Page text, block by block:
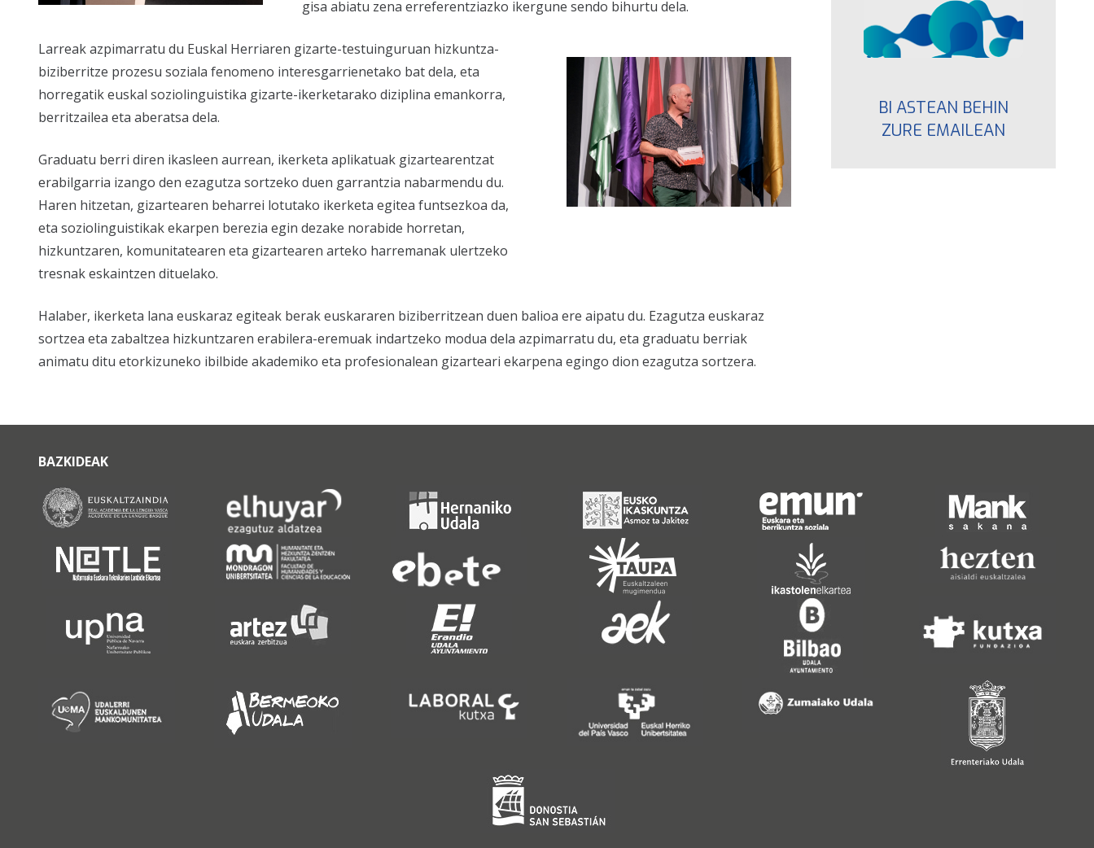
gisa abiatu zena erreferentziazko ikergune sendo bihurtu dela.
Larreak azpimarratu du Euskal Herriaren gizarte-testuinguruan hizkuntza-
biziberritze prozesu soziala fenomeno interesgarrienetako bat dela, eta
horregatik euskal soziolinguistika gizarte-ikerketarako diziplina emankorra,
berritzailea eta aberatsa dela.
Graduatu berri diren ikasleen aurrean, ikerketa aplikatuak gizartearentzat
erabilgarria izango den ezagutza sortzeko duen garrantzia nabarmendu du.
Haren hitzetan, gizartearen beharrei lotutako ikerketa egitea funtsezkoa da,
eta soziolinguistikak ekarpen berezia egin dezake norabide horretan,
hizkuntzaren, komunitatearen eta gizartearen arteko harremanak ulertzeko
tresnak eskaintzen dituelako.
Halaber, ikerketa lana euskaraz egiteak berak euskararen biziberritzean duen balioa ere aipatu du. Ezagutza euskaraz
sortzea eta zabaltzea hizkuntzaren erabilera-eremuak indartzeko modua dela azpimarratu du, eta graduatu berriak
animatu ditu etorkizuneko ibilbide akademiko eta profesionalean gizarteari ekarpena egingo dion ezagutza sortzera.
BI ASTEAN BEHIN
ZURE EMAILEAN
BAZKIDEAK